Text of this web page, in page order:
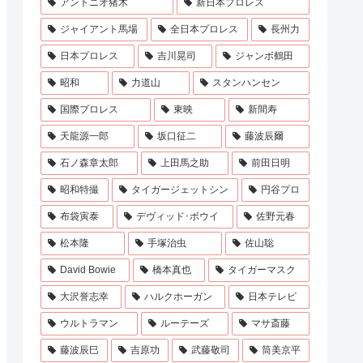
ジャイアント馬場 全日本プロレス 長州力
日本プロレス 吉川晃司 ジャンボ鶴田
昭和 力道山 スタンハンセン
国際プロレス 東映 新間寿
天龍源一郎 坂口征二 藤波辰爾
石ノ森章太郎 上田馬之助 前田日明
昭和特撮 タイガージェットシン 円谷プロ
布袋寅泰 デヴィッド･ボウイ 佐野元春
松本隆 手塚治虫 佐山聡
David Bowie 橋本真也 タイガーマスク
大沢誉志幸 ハルクホーガン 日本テレビ
ウルトラマン ルーテーズ マサ斎藤
藤波辰巳 吉原功 武藤敬司 筒美京平